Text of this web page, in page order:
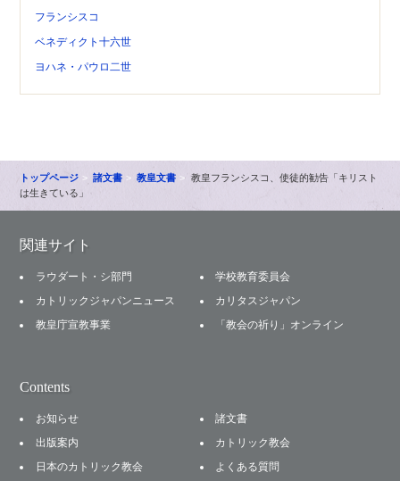
フランシスコ
ベネディクト十六世
ヨハネ・パウロ二世
トップページ 諸文書 教皇文書
教皇フランシスコ、使徒的勧告「キリスト
は生きている」
関連サイト
ラウダート・シ部門
学校教育委員会
カトリックジャパンニュース
カリタスジャパン
教皇庁宣教事業
「教会の祈り」オンライン
Contents
お知らせ
諸文書
出版案内
カトリック教会
日本のカトリック教会
よくある質問